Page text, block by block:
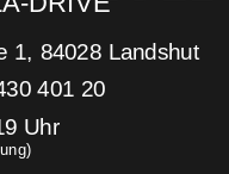
1, 84028 Landshut
401 20
Uhr